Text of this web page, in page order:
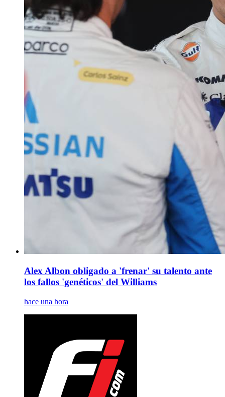
Alex Albon obligado a 'frenar' su talento ante
los fallos 'genéticos' del Williams
hace una hora